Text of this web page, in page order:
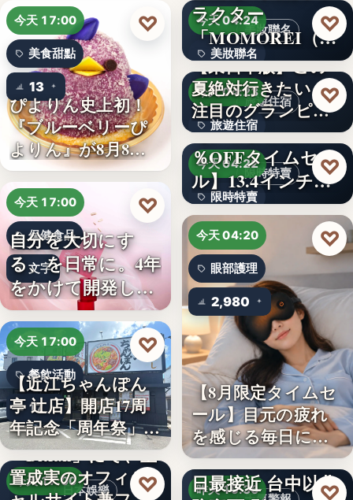
今天 17:00
美食甜點
13
ぴよりん史上初！
『ブルーベリーぴ
よりん』が8月8日
「ブル…
♡
今天 17:00
保健食品
文字
自分を大切にす
る、を日常に。4年
をかけて開発した
女性のた…
♡
今天 17:00
餐飲活動
17
【近江ちゃんぽん
亭 辻店】開店17周
年記念「周年祭」開
催…
♡
日本娛樂
今天 17:00
「Bitfan」にて、玉
置成実のオフィシ♡
美妝聯名
今天 04:24
美妝聯名
文字
ラクター
「MOMOREI（モ
モレイ）」が…
♡
旅遊住宿
今天 04:23
旅遊住宿
10
【東日本版】この
夏絶対行きたい！
注目のグランピン
グ施設…
♡
限時特賣
今天 04:22
限時特賣
文字
【アマゾン30
％OFFタイムセー
ル】13.4インチ大
画面…
♡
今天 04:20
眼部護理
2,980
【8月限定タイムセ
ール】目元の疲れ
を感じる毎日に。3
段階…
♡
昨天 19:36
颱風白海豚8日及9
日最接近 台中以北
♡